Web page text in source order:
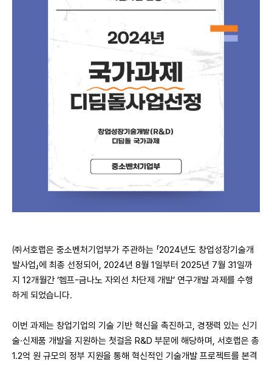
㈜서호랩은 중소벤처기업부가 주관하는 「2024년도 창업성장기술개
발사업」에 최종 선정되어, 2024년 8월 1일부터 2025년 7월 31일까
지 12개월간 ‘헴프-금나노 자외선 차단제 개발’ 연구개발 과제를 수행
하게 되었습니다.
이번 과제는 창업기업의 기술 기반 혁신을 촉진하고, 경쟁력 있는 신기
술·신제품 개발을 지원하는 첫걸음 R&D 부문에 해당하며, 서호랩은 총
1.2억 원 규모의 정부 지원을 통해 혁신적인 기술개발 프로젝트를 본격